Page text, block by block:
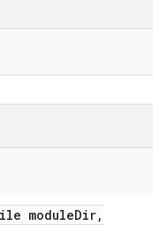
moduleDir,